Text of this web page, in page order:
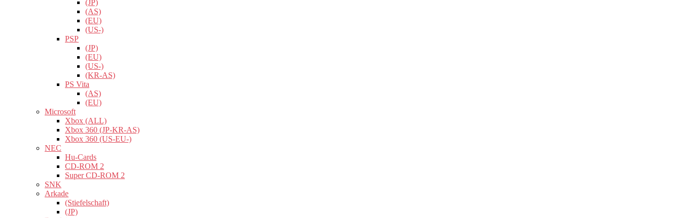
(JP)
(AS)
(EU)
(US-)
PSP
(JP)
(EU)
(US-)
(KR-AS)
PS Vita
(AS)
(EU)
Microsoft
Xbox (ALL)
Xbox 360 (JP-KR-AS)
Xbox 360 (US-EU-)
NEC
Hu-Cards
CD-ROM 2
Super CD-ROM 2
SNK
Arkade
(Stiefelschaft)
(JP)